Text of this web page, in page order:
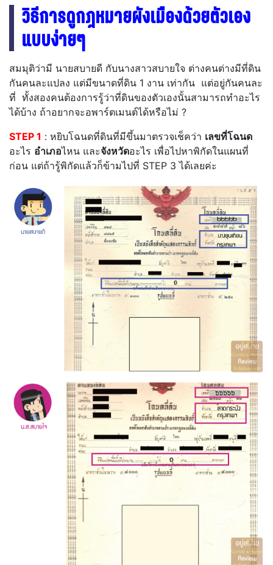
วิธีการดูกฎหมายผังเมืองด้วยตัวเอง
แบบง่ายๆ
สมมุติว่ามี นายสบายดี กับนางสาวสบายใจ ต่างคนต่างมีที่ดิน
กันคนละแปลง แต่มีขนาดที่ดิน 1 งาน เท่ากัน แต่อยู่กันคนละ
ที่ ทั้งสองคนต้องการรู้ว่าที่ดินของตัวเองนั้นสามารถทำอะไร
ได้บ้าง ถ้าอยากจะอพาร์ตเมนต์ได้หรือไม่ ?
STEP 1 : หยิบโฉนดที่ดินที่มีขึ้นมาตรวจเช็คว่า เลขที่โฉนด
อะไร อำเภอไหน และจังหวัดอะไร เพื่อไปหาพิกัดในแผนที่
ก่อน แต่ถ้ารู้พิกัดแล้วก็ข้ามไปที่ STEP 3 ได้เลยค่ะ